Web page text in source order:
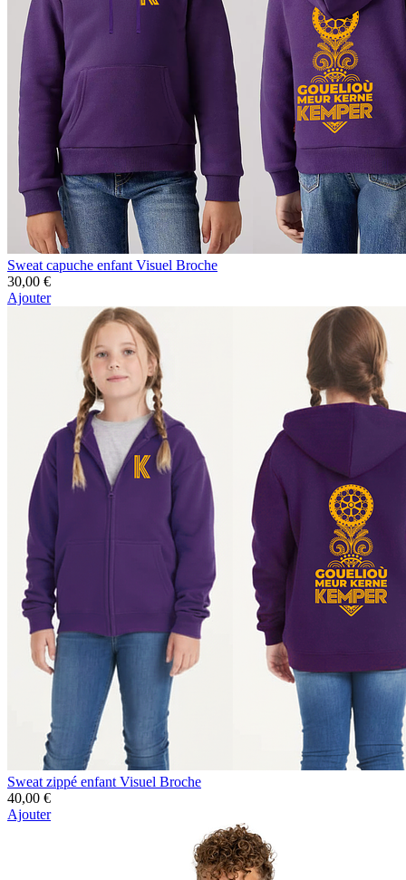
Sweat capuche enfant Visuel Broche
30,00 €
Ajouter
Sweat zippé enfant Visuel Broche
40,00 €
Ajouter